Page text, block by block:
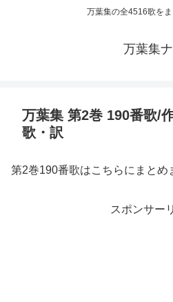
万葉集の全4516歌を
万葉集
万葉集 第2巻 190番歌/
歌・訳
第2巻190番歌はこちらにまとめ
スポンサー